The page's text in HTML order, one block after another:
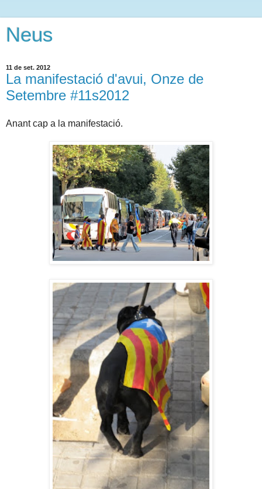
Neus
11 de set. 2012
La manifestació d'avui, Onze de
Setembre #11s2012
Anant cap a la manifestació.